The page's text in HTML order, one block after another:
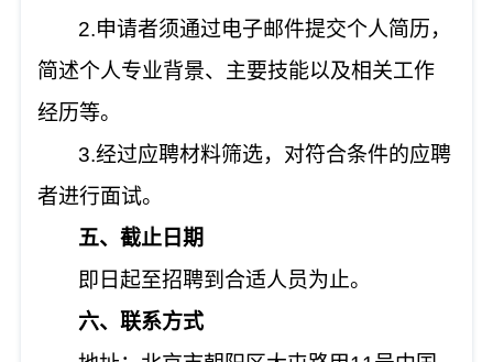
2.申请者须通过电子邮件提交个人简历，
简述个人专业背景、主要技能以及相关工作
经历等。
3.经过应聘材料筛选，对符合条件的应聘
者进行面试。
五、截止日期
即日起至招聘到合适人员为止。
六、联系方式